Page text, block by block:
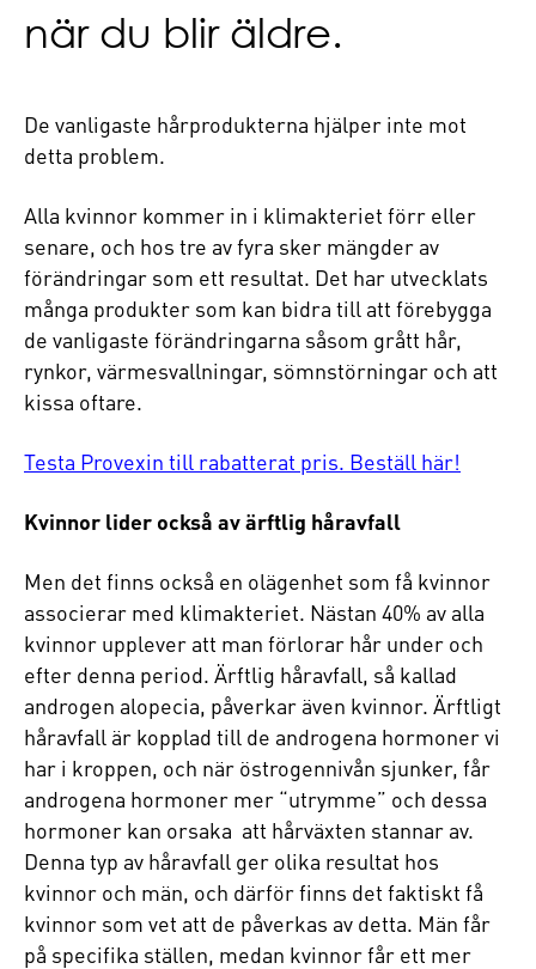
när du blir äldre.
De vanligaste hårprodukterna hjälper inte mot
detta problem.
Alla kvinnor kommer in i klimakteriet förr eller
senare, och hos tre av fyra sker mängder av
förändringar som ett resultat. Det har utvecklats
många produkter som kan bidra till att förebygga
de vanligaste förändringarna såsom grått hår,
rynkor, värmesvallningar, sömnstörningar och att
kissa oftare.
Testa Provexin till rabatterat pris. Beställ här!
Kvinnor lider också av ärftlig håravfall
Men det finns också en olägenhet som få kvinnor
associerar med klimakteriet. Nästan 40% av alla
kvinnor upplever att man förlorar hår under och
efter denna period. Ärftlig håravfall, så kallad
androgen alopecia, påverkar även kvinnor. Ärftligt
håravfall är kopplad till de androgena hormoner vi
har i kroppen, och när östrogennivån sjunker, får
androgena hormoner mer “utrymme” och dessa
hormoner kan orsaka att hårväxten stannar av.
Denna typ av håravfall ger olika resultat hos
kvinnor och män, och därför finns det faktiskt få
kvinnor som vet att de påverkas av detta. Män får
på specifika ställen, medan kvinnor får ett mer